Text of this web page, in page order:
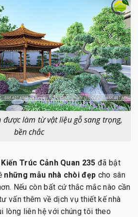
được làm từ vật liệu gỗ sang trọng,
bền chắc
Kiến Trúc Cảnh Quan 235 đã bật
những mẫu nhà chòi đẹp cho sân
Nếu còn bất cứ thắc mắc nào cần
vấn thêm về dịch vụ thiết kế nhà
lòng liên hệ với chúng tôi theo